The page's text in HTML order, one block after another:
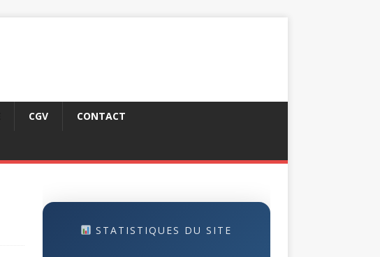
CGV CONTACT
STATISTIQUES DU SITE